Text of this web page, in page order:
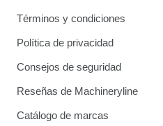
Términos y condiciones
Política de privacidad
Consejos de seguridad
Reseñas de Machineryline
Catálogo de marcas